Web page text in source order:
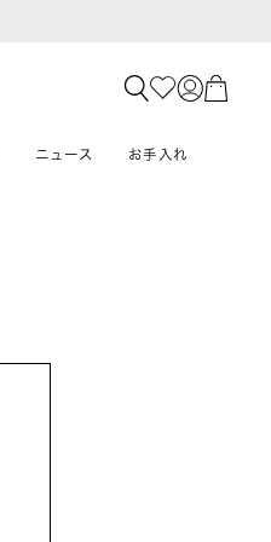
ニュース お手入れ